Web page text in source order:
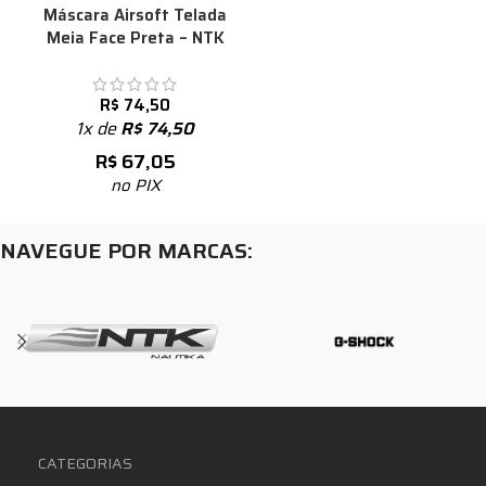
Máscara Airsoft Telada
Meia Face Preta – NTK
R$ 74,50
1x deR$74,50
R$67,05
no PIX
NAVEGUE POR MARCAS:
CATEGORIAS